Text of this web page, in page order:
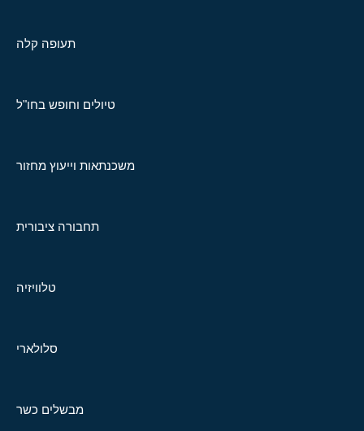
תעופה קלה
טיולים וחופש בחו"ל
משכנתאות וייעוץ מחזור
תחבורה ציבורית
טלוויזיה
סלולארי
מבשלים כשר